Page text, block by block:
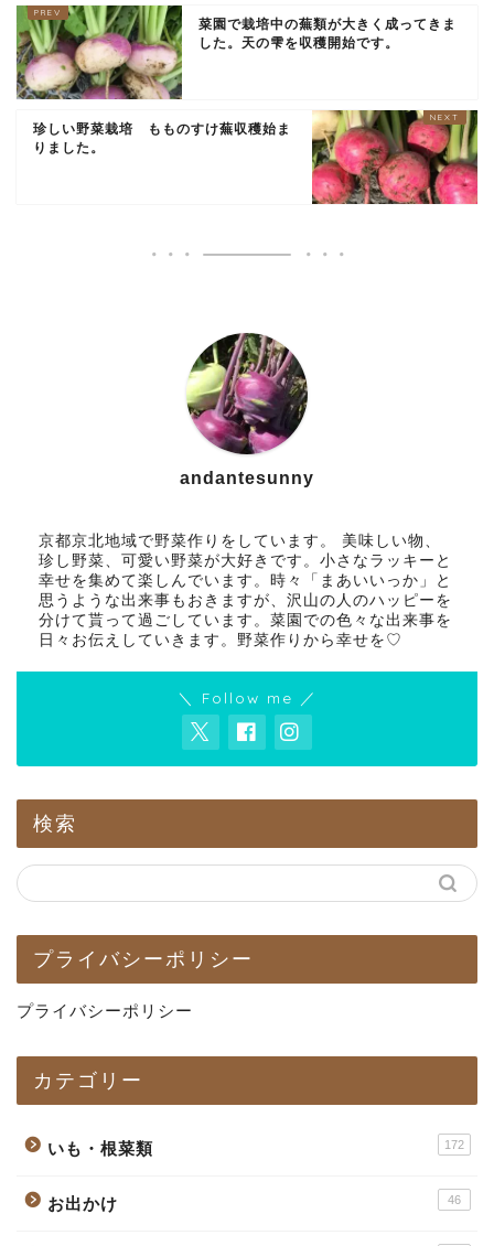
菜園で栽培中の蕪類が大きく成ってきま
した。天の雫を収穫開始です。
珍しい野菜栽培 もものすけ蕪収穫始ま
りました。
andantesunny
京都京北地域で野菜作りをしています。 美味しい物、
珍し野菜、可愛い野菜が大好きです。小さなラッキーと
幸せを集めて楽しんでいます。時々「まあいいっか」と
思うような出来事もおきますが、沢山の人のハッピーを
分けて貰って過ごしています。菜園での色々な出来事を
日々お伝えしていきます。野菜作りから幸せを♡
＼ Follow me ／
検索
プライバシーポリシー
プライバシーポリシー
カテゴリー
いも・根菜類 172
お出かけ 46